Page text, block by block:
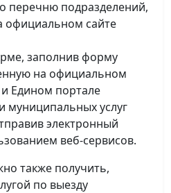
перечню подразделений,
сайте
заполнив форму
на официальном
и Едином портале
муниципальных услуг
электронный
веб-сервисов.
также получить,
по выезду